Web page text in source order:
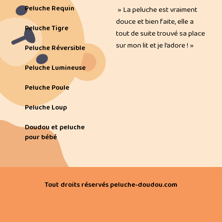
Peluche Requin
Peluche Tigre
Peluche Réversible
Peluche Lumineuse
Peluche Poule
Peluche Loup
Doudou et peluche
pour bébé
» La peluche est vraiment
douce et bien faite, elle a
tout de suite trouvé sa place
sur mon lit et je l’adore ! »
Tout droits réservés peluche-doudou.com